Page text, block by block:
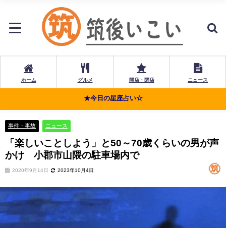
ホーム グルメ 開店・閉店 ニュース
★今日の星座占い☆
事件・事故 ニュース
「楽しいことしよう」と50～70歳くらいの男が声
かけ 小郡市山隈の駐車場内で
2020年9月14日 2023年10月4日